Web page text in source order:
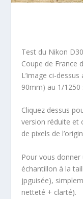
Test du Nikon
Coupe de France
L’image ci-
90mm) au 1/1250
Cliquez dessus
version réduite et
de pixels de
Pour vous
échantillon à la
jpguisée),
netteté + clarté).